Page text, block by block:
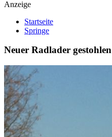
Anzeige
Startseite
Springe
Neuer Radlader gestohlen